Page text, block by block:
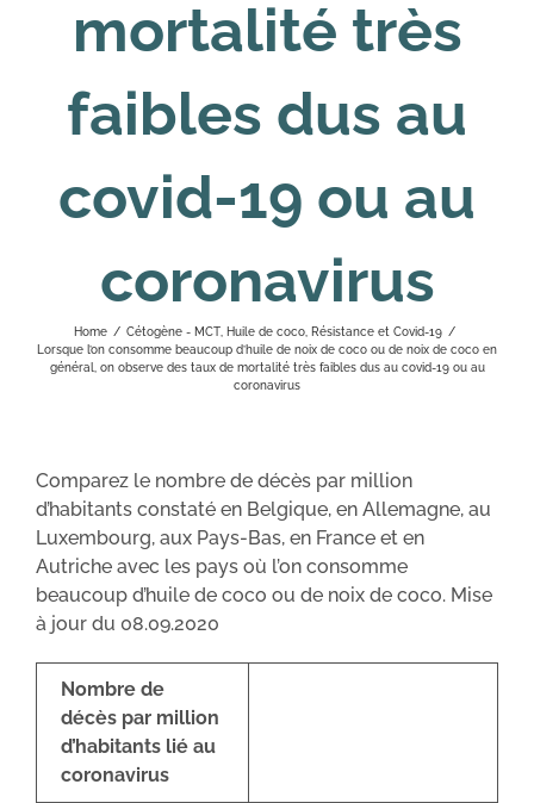
mortalité très
faibles dus au
covid-19 ou au
coronavirus
Home / Cétogène - MCT, Huile de coco, Résistance et Covid-19 /
Lorsque l’on consomme beaucoup d’huile de noix de coco ou de noix de coco en
général, on observe des taux de mortalité très faibles dus au covid-19 ou au
coronavirus
Comparez le nombre de décès par million
d’habitants constaté en Belgique, en Allemagne, au
Luxembourg, aux Pays-Bas, en France et en
Autriche avec les pays où l’on consomme
beaucoup d’huile de coco ou de noix de coco. Mise
à jour du 08.09.2020
Nombre de
décès par million
d’habitants lié au
coronavirus